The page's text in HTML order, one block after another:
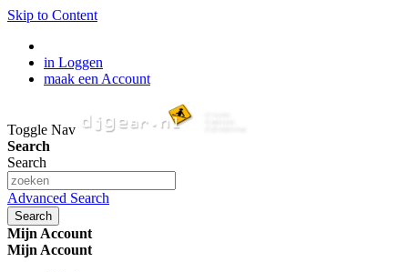
Skip to Content
in Loggen
maak een Account
Toggle Nav
Search
Search
Advanced Search
Search
Mijn Account
Mijn Account